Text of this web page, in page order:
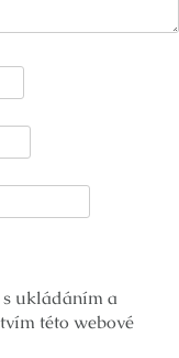
ukládáním a
této webové